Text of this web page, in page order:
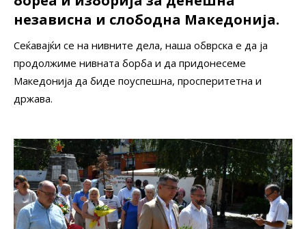
независна и слободна Македонија.
Сеќавајќи се на нивните дела, наша обврска е да ја
продолжиме нивната борба и да придонесеме
Македонија да биде поуспешна, просперитетна и
држава.